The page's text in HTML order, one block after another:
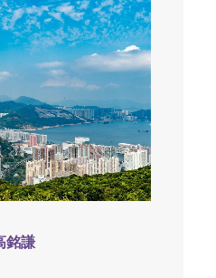
銘謙